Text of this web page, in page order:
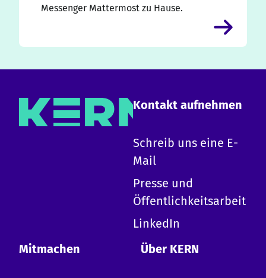
Messenger Mattermost zu Hause.
Kontakt aufnehmen
Schreib uns eine E-
Mail
Presse und
Öffentlichkeitsarbeit
LinkedIn
Mitmachen
Über KERN
Ich bin die KERN KI und kann zu allen Inhalten
auf dieser Website Auskunft geben.
-Erste Schritte mit KERN